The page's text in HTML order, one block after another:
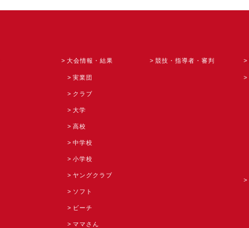
大会情報・結果
実業団
クラブ
大学
高校
中学校
小学校
ヤングクラブ
ソフト
ビーチ
ママさん
競技・指導者・審判